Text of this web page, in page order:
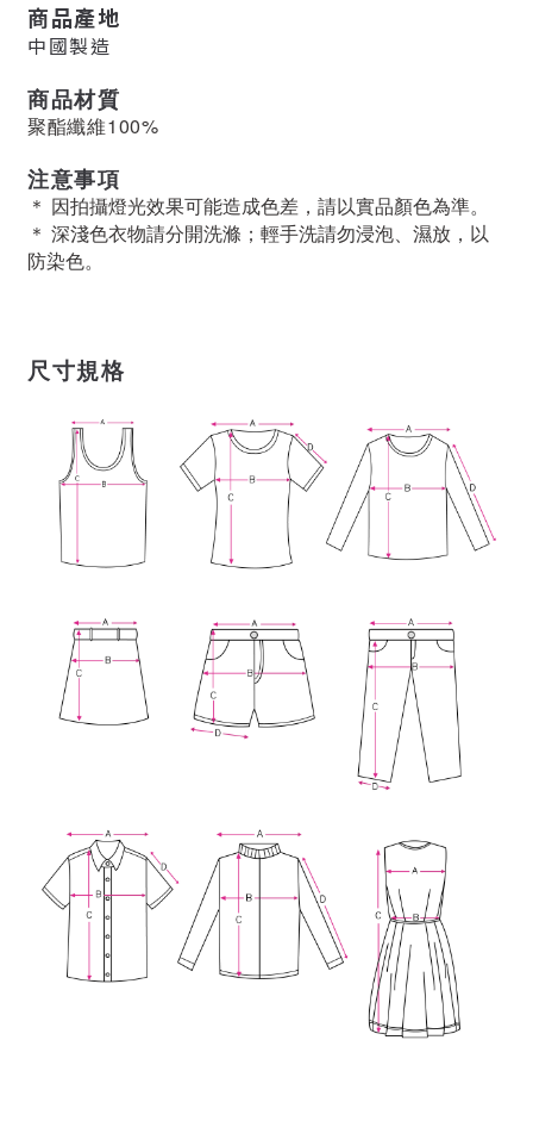
商品產地
中國製造
商品材質
聚酯纖維100%
注意事項
＊ 因拍攝燈光效果可能造成色差，請以實品顏色為準。
＊ 深淺色衣物請分開洗滌；輕手洗請勿浸泡、濕放，以
防染色。
尺寸規格